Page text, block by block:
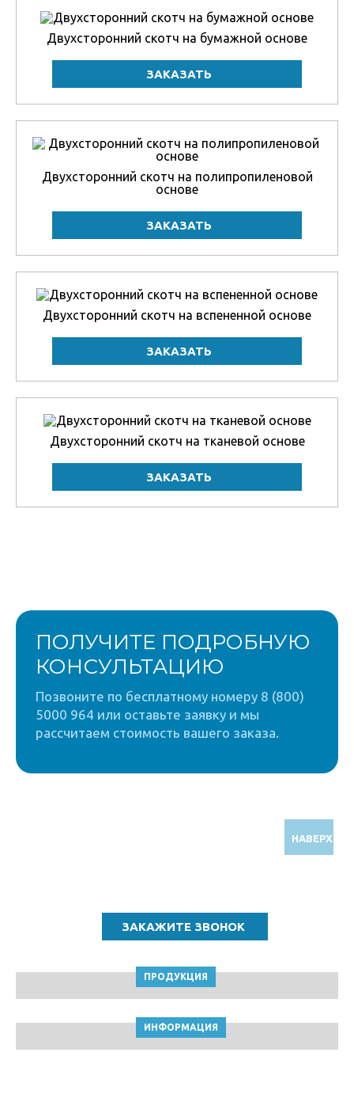
Двухсторонний скотч на бумажной основе
Двухсторонний скотч на полипропиленовой
основе
Двухсторонний скотч на вспененной основе
Двухсторонний скотч на тканевой основе
ПОЛУЧИТЕ ПОДРОБНУЮ
КОНСУЛЬТАЦИЮ
Позвоните по бесплатному номеру 8 (800)
5000 964 или оставьте заявку и мы
рассчитаем стоимость вашего заказа.
НАВЕРХ
ПРОДУКЦИЯ
ИНФОРМАЦИЯ